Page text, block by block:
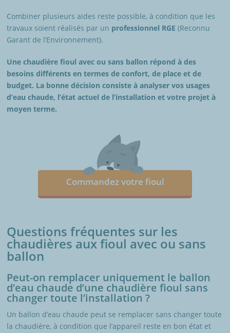
Combiner plusieurs aides reste possible, à condition que les
travaux soient réalisés par un professionnel RGE (Reconnu
Garant de l’Environnement).
Une chaudière fioul avec ou sans ballon répond à des
besoins différents en termes de confort, de place et de
budget. La bonne décision consiste à analyser vos usages
d’eau chaude, l’état actuel de l’installation et votre projet à
moyen terme.
Commandez votre fioul
Questions fréquentes sur les
chaudières aux fioul avec ou sans
ballon
Peut-on remplacer uniquement le ballon
d’eau chaude d’une chaudière fioul sans
changer toute l’installation ?
Un ballon d’eau chaude peut se remplacer sans changer toute
la chaudière, à condition que l’appareil reste en bon état et